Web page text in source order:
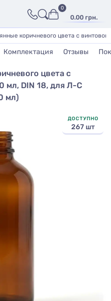
0.00 грн.
0
коричневого цвета с
Комплектация Отзывы
цвета с
мл, DIN 18, для Л-С
мл)
ДОСТУПНО
267 шт